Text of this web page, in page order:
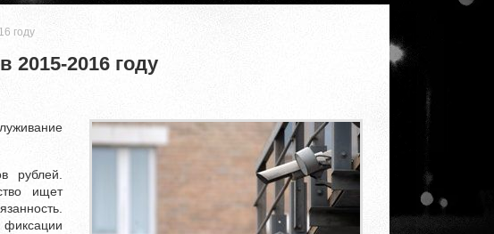
году
2016 году
рублей.
ищет
фиксации